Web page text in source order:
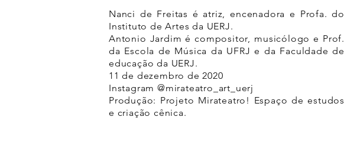
Nanci de Freitas é atriz, encenadora e Profa. do
Instituto de Artes da UERJ.
Antonio Jardim é compositor, musicólogo e Prof.
da Escola de Música da UFRJ e da Faculdade de
educação da UERJ.
11 de dezembro de 2020
Instagram @mirateatro_art_uerj
Produção: Projeto Mirateatro! Espaço de estudos
e criação cênica.